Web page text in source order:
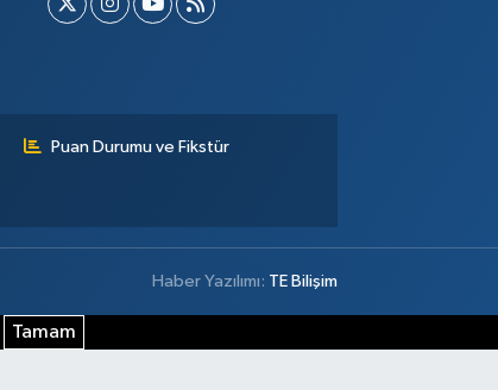
Puan Durumu ve Fikstür
Haber Yazılımı: TE Bilişim
Tamam